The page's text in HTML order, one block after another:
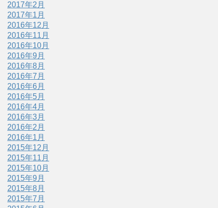
2017年2月
2017年1月
2016年12月
2016年11月
2016年10月
2016年9月
2016年8月
2016年7月
2016年6月
2016年5月
2016年4月
2016年3月
2016年2月
2016年1月
2015年12月
2015年11月
2015年10月
2015年9月
2015年8月
2015年7月